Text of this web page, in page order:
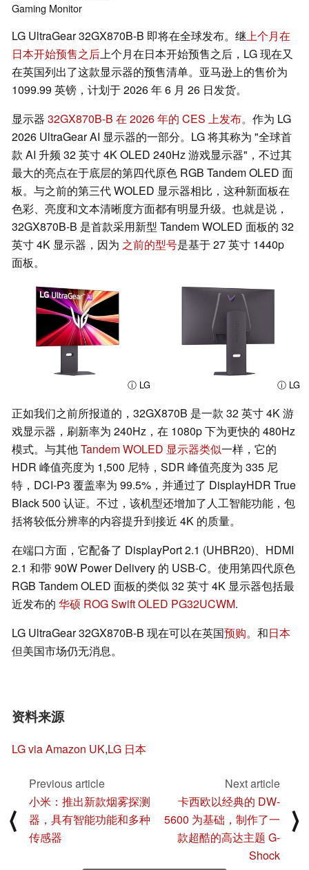
Gaming Monitor
LG UltraGear 32GX870B-B 即将在全球发布。继上个月在
日本开始预售之后上个月在日本开始预售之后，LG 现在又
在英国列出了这款显示器的预售清单。亚马逊上的售价为
1099.99 英镑，计划于 2026 年 6 月 26 日发货。
显示器 32GX870B-B 在 2026 年的 CES 上发布。 作为 LG
2026 UltraGear AI 显示器的一部分。LG 将其称为 "全球首
款 AI 升频 32 英寸 4K OLED 240Hz 游戏显示器"，不过其
最大的亮点在于底层的第四代原色 RGB Tandem OLED 面
板。与之前的第三代 WOLED 显示器相比，这种新面板在
色彩、亮度和文本清晰度方面都有明显升级。也就是说，
32GX870B-B 是首款采用新型 Tandem WOLED 面板的 32
英寸 4K 显示器，因为 之前的型号是基于 27 英寸 1440p
面板。
ⓘ LG ⓘ LG
正如我们之前所报道的，32GX870B 是一款 32 英寸 4K 游
戏显示器，刷新率为 240Hz，在 1080p 下为更快的 480Hz
模式。与其他Tandem WOLED 显示器类似一样，它的
HDR 峰值亮度为 1,500 尼特，SDR 峰值亮度为 335 尼
特，DCI-P3 覆盖率为 99.5%，并通过了 DisplayHDR True
Black 500 认证。不过，该机型还增加了人工智能功能，包
括将较低分辨率的内容提升到接近 4K 的质量。
在端口方面，它配备了 DisplayPort 2.1 (UHBR20)、HDMI
2.1 和带 90W Power Delivery 的 USB-C。使用第四代原色
RGB Tandem OLED 面板的类似 32 英寸 4K 显示器包括最
近发布的 华硕 ROG Swift OLED PG32UCWM.
LG UltraGear 32GX870B-B 现在可以在英国预购。 和日本
但美国市场仍无消息。
资料来源
LG via Amazon UK,LG 日本
⟨
Previous article
小米：推出新款烟雾探测
器，具有智能功能和多种
传感器
Next article
卡西欧以经典的 DW-
5600 为基础，制作了一
款超酷的高达主题 G-
Shock
⟩